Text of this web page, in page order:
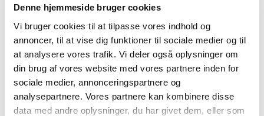
Denne hjemmeside bruger cookies
Vi bruger cookies til at tilpasse vores indhold og
annoncer, til at vise dig funktioner til sociale medier og til
at analysere vores trafik. Vi deler også oplysninger om
din brug af vores website med vores partnere inden for
sociale medier, annonceringspartnere og
analysepartnere. Vores partnere kan kombinere disse
data med andre oplysninger, du har givet dem, eller som
August 2021
Juli 2021
Juni 2021
Maj 2021
April 2021